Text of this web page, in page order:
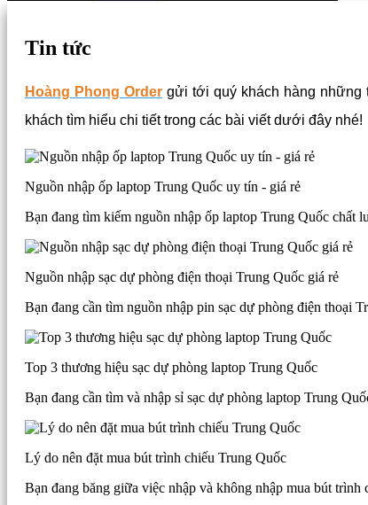
Tin tức
Hoàng Phong Order gửi tới quý khách hàng những
khách tìm hiểu chi tiết trong các bài viết dưới đây nhé!
Nguồn nhập ốp laptop Trung Quốc uy tín - giá rẻ
Bạn đang tìm kiếm nguồn nhập ốp laptop Trung Quốc chất
Nguồn nhập sạc dự phòng điện thoại Trung Quốc giá rẻ
Bạn đang cần tìm nguồn nhập pin sạc dự phòng điện thoại
Top 3 thương hiệu sạc dự phòng laptop Trung Quốc
Bạn đang cần tìm và nhập sỉ sạc dự phòng laptop Trung
Lý do nên đặt mua bút trình chiếu Trung Quốc
Bạn đang băng giữa việc nhập và không nhập mua bút